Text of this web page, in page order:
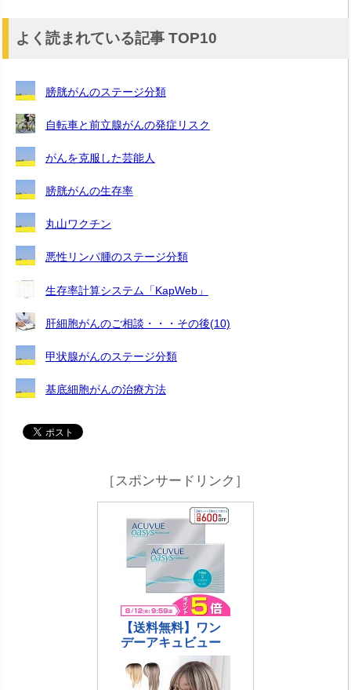
よく読まれている記事 TOP10
膀胱がんのステージ分類
自転車と前立腺がんの発症リスク
がんを克服した芸能人
膀胱がんの生存率
丸山ワクチン
悪性リンパ腫のステージ分類
生存率計算システム「KapWeb」
肝細胞がんのご相談・・・その後(10)
甲状腺がんのステージ分類
基底細胞がんの治療方法
［スポンサードリンク］